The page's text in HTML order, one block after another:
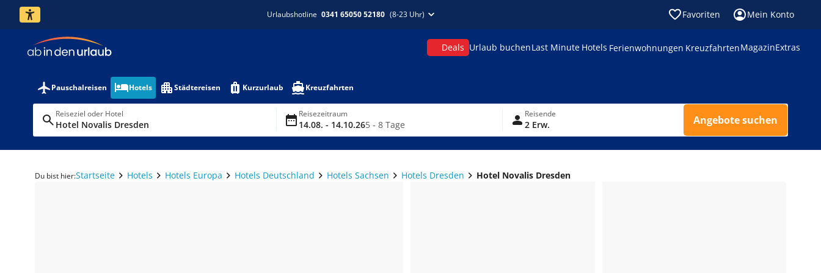
Urlaubshotline 0341 65050 52180 (8-23 Uhr) Favoriten Mein Konto
Deals Urlaub buchenLast Minute Hotels Ferienwohnungen KreuzfahrtenMagazinExtras
Pauschalreisen Hotels Städtereisen Kurzurlaub Kreuzfahrten
Reiseziel oder Hotel
Hotel Novalis Dresden
Reisezeitraum
14.08. - 14.10.265 - 8 Tage
Reisende
2 Erw. Angebote suchen
Du bist hier:Startseite Hotels Hotels Europa Hotels Deutschland Hotels Sachsen Hotels Dresden Hotel Novalis Dresden